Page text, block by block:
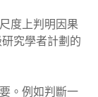
度上判明因果
究學者計劃的
。例如判斷一